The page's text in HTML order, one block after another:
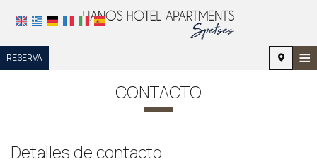
≡
RESERVA
INICIO
UBICACIÓN
ALOJAMIENTO
CONTACTO
Detalles de contacto